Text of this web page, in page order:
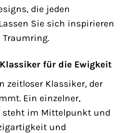
die jeden
Sie sich inspirieren
für die Ewigkeit
zeitloser Klassiker, der
Ein einzelner,
im Mittelpunkt und
und